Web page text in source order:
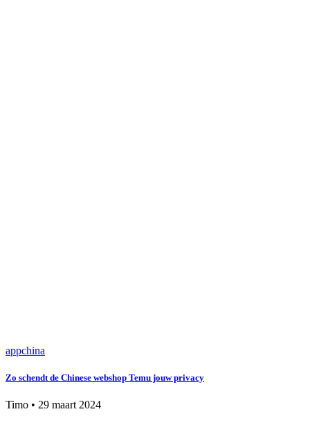
appchina
Zo schendt de Chinese webshop Temu jouw privacy
Timo • 29 maart 2024